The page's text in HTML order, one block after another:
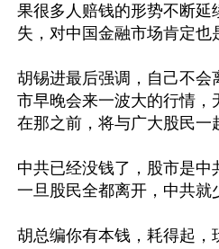
果很多人赔钱的形势不断延
失，对中国金融市场肯定也
胡锡进最后强调，自己不会
市早晚会来一波大的行情，
在那之前，将与广大股民一
中共已经没钱了，股市是中
一旦股民全都离开，中共就
胡总编你有本钱，耗得起，